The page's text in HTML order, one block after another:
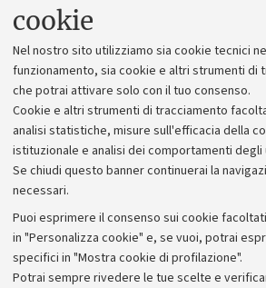
cookie
Nel nostro sito utilizziamo sia cookie tecnici
funzionamento, sia cookie e altri strumenti di
che potrai attivare solo con il tuo consenso.
Cookie e altri strumenti di tracciamento
analisi statistiche, misure sull'efficacia della
istituzionale e analisi dei comportamenti degli
Se chiudi questo banner continuerai la
necessari.
Puoi esprimere il consenso sui cookie
in "Personalizza cookie" e, se vuoi, potrai
specifici in "Mostra cookie di profilazione".
Potrai sempre rivedere le tue scelte e
Alumni community
Piano strategico
Bilanci
Donazioni e 5x1000
Bandi, gare e
Albo online
Amministrazione